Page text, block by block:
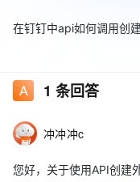
在钉钉中api如何调用创
1 条回答
冲冲冲c
您好，关于使用API创建